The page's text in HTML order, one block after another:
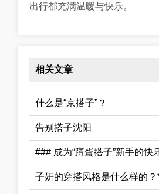
出行都充满温暖与快乐。
相关文章
什么是“京搭子”？
告别搭子沈阳
### 成为“蹲蛋搭子”新手的快
子妍的穿搭风格是什么样的？